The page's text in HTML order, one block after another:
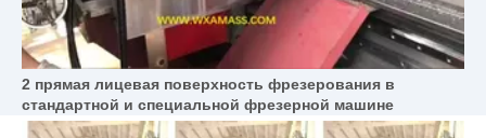
2 прямая лицевая поверхность фрезерования в
стандартной и специальной фрезерной машине